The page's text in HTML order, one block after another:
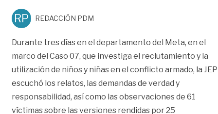
RP REDACCIÓN PDM
Durante tres días en el departamento del Meta, en el
marco del Caso 07, que investiga el reclutamiento y la
utilización de niños y niñas en el conflicto armado, la JEP
escuchó los relatos, las demandas de verdad y
responsabilidad, así como las observaciones de 61
víctimas sobre las versiones rendidas por 25